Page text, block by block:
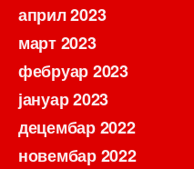
април 2023
март 2023
фебруар 2023
јануар 2023
децембар 2022
новембар 2022